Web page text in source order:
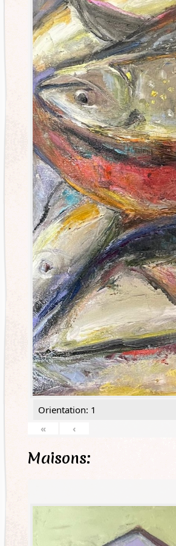
Orientation: 1
«
‹
Maisons: